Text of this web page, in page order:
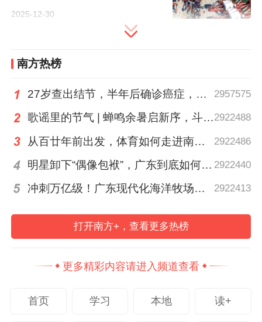
大陆海岸线长约4100千米，
居全国首位；辽阔的海域面积是陆地面积的
南方+记者 张令 摄
依托厚实的海洋“家底”，广东的海洋经济已
2025-12-30
南方热榜
27岁查出结节，半年后确诊癌症，甲状腺癌真的“懒”吗？ 2957575
歌谣里的节气 | 蝉鸣余暑启新序，斗指西南迎立秋2922488
从百廿年前出发，体育如何走进南粤普通人的生活？ 2922486
明星卸下“偶像包袱”，广东到底如何让人变松弛？ | 好看·南方号 2922440
冲刺万亿级！广东现代化海洋牧场建设提速 2922413
打开南方+，查看更多热榜
更多精彩内容请进入频道查看
首页 学习 本地 读+